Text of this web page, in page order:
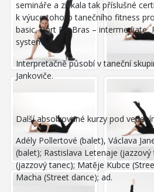
semináře a získala tak příslušné
k výuce tohoto tanečního fitness
basic, Port De Bras – intermediate,
system).
Interpretačně působí v taneční
Jankoviče.
Další absolvované kurzy pod
Adély Pollertové (balet), Václava
(balet); Rastislava Letenaje
(jazzový tanec); Matěje Kubce
Macha (Street dance); ad.